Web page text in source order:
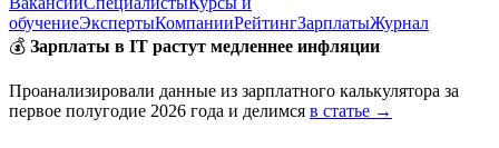
обучениеЭкспертыКомпанииРейтингЗарплатыЖурнал
💰 Зарплаты в IT растут медленнее инфляции
Проанализировали данные из зарплатного калькулятора за
первое полугодие 2026 года и делимся в статье →